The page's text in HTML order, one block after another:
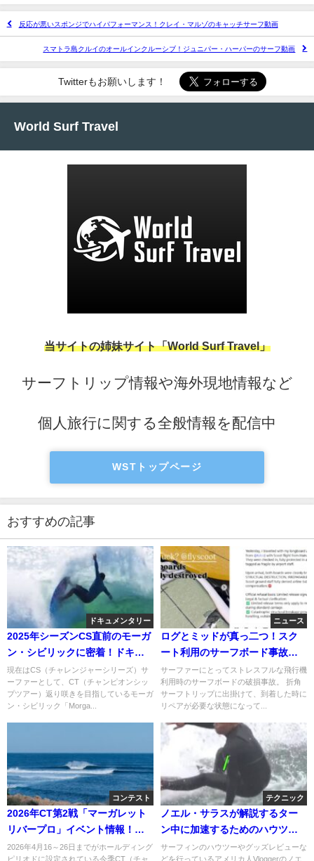
反応が悪いスポンジでハイパフォーマンス！クレイ・マルゾのキャッチサーフ動画
スマトラ島クルイのオールインクルーシブ！ジュニパー・ハーパーのサーフ動画
Twitterもお願いします！
World Surf Travel
当サイトの姉妹サイト「World Surf Travel」
サーフトリップ情報や海外現地情報など
個人旅行に関する全般情報を配信中
WSTトップページ
おすすめの記事
ドキュメンタリー
2025年シーズンCS直前のモーガ
ン・シビリックに密着！ドキュ
メンタリー動画
現在はCS（チャレンジャーシリーズ）サ
ーファーとして、CT（チャンピオンシッ
プツアー）返り咲きを目指しているモーガ
ン・シビリック「Morga...
ニュース
ログとミッドが真っ二つ！スク
ート利用のサーフボード事故か
らSNS投稿で動いた補償
サーファーにとってストレスフルな飛行機
利用時のサーフボードの破損事故。 折角
サーフトリップに出掛けて、到着した時に
リペアが必要な状態になって...
コンテスト
2026年CT第2戦「マーガレット
リバープロ」イベント情報！出
場サーファーや波予報など
2026年4月16～26日までがホールディング
ピリオドに設定されている今季CT（チャ
テクニック
ノエル・サラスが解説するター
ン中に加速するためのハウツー
動画
サーフィンのハウツーやグッズレビューな
どを行っているアメリカ人Vloggerのノエ